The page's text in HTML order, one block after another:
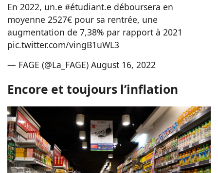
En 2022, un.e #étudiant.e déboursera en
moyenne 2527€ pour sa rentrée, une
augmentation de 7,38% par rapport à 2021
pic.twitter.com/vingB1uWL3
— FAGE (@La_FAGE) August 16, 2022
Encore et toujours l’inflation